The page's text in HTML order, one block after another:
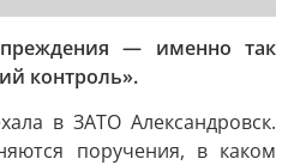
— именно так
контроль».
в ЗАТО Александровск.
поручения, в каком